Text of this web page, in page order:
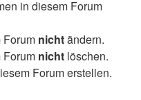
in diesem Forum
Forum nichtändern.
Forum nicht löschen.
Forum erstellen.